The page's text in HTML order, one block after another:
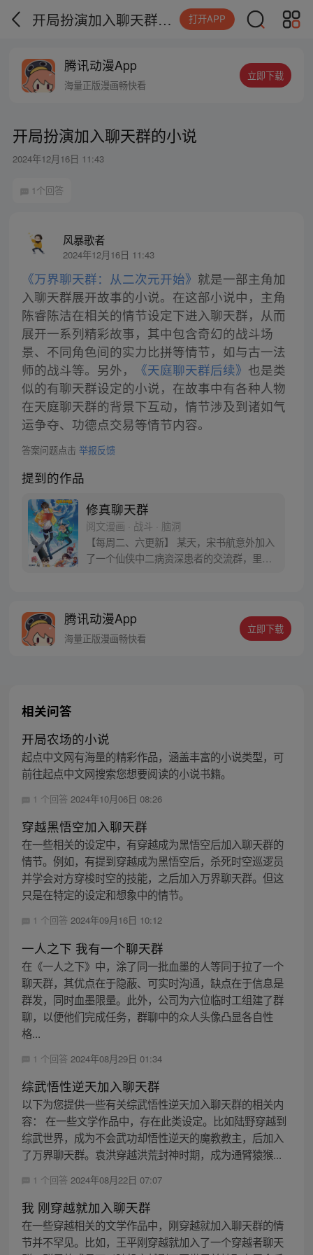
开局扮演加入聊天群的小说 打开APP
腾讯动漫App
海量正版漫画畅快看
立即下载
开局扮演加入聊天群的小说
2024年12月16日 11:43
1个回答
风暴歌者
2024年12月16日 11:43
《万界聊天群：从二次元开始》 就是一部主角加
入聊天群展开故事的小说。在这部小说中，主角
陈睿陈洁在相关的情节设定下进入聊天群，从而
展开一系列精彩故事，其中包含奇幻的战斗场
景、不同角色间的实力比拼等情节，如与古一法
师的战斗等。另外，
《天庭聊天群后续》 也是类
似的有聊天群设定的小说，在故事中有各种人物
在天庭聊天群的背景下互动，情节涉及到诸如气
运争夺、功德点交易等情节内容。
答案问题点击 举报反馈
提到的作品
修真聊天群
阅文漫画 · 战斗 · 脑洞
【每周二、六更新】 某天，宋书航意外加入
了一个仙侠中二病资深患者的交流群，里面
丹、闯秘境、炼功经验啥的。 突然有一天，
潜水良久的他发现……群里每一个群员竟然
腾讯动漫App
海量正版漫画畅快看
立即下载
相关问答
开局农场的小说
起点中文网有海量的精彩作品，涵盖丰富的小说类型，可
前往起点中文网搜索您想要阅读的小说书籍。
1 个回答 2024年10月06日 08:26
穿越黑悟空加入聊天群
在一些相关的设定中，有穿越成为黑悟空后加入聊天群的
情节。例如，有提到穿越成为黑悟空后，杀死时空巡逻员
并学会对方穿梭时空的技能，之后加入万界聊天群。但这
只是在特定的设定和想象中的情节。
1 个回答 2024年09月16日 10:12
一人之下 我有一个聊天群
在《一人之下》中，涂了同一批血墨的人等同于拉了一个
聊天群，其优点在于隐蔽、可实时沟通，缺点在于信息是
群发，同时血墨限量。此外，公司为六位临时工组建了群
聊，以便他们完成任务，群聊中的众人头像凸显各自性
格...
1 个回答 2024年08月29日 01:34
综武悟性逆天加入聊天群
以下为您提供一些有关综武悟性逆天加入聊天群的相关内
容： 在一些文学作品中，存在此类设定。比如陆野穿越到
综武世界，成为不会武功却悟性逆天的魔教教主，后加入
了万界聊天群。袁洪穿越洪荒封神时期，成为通臂猿猴...
1 个回答 2024年08月22日 07:07
我 刚穿越就加入聊天群
在一些穿越相关的文学作品中，刚穿越就加入聊天群的情
节并不罕见。比如，王平刚穿越就加入了一个穿越者聊天